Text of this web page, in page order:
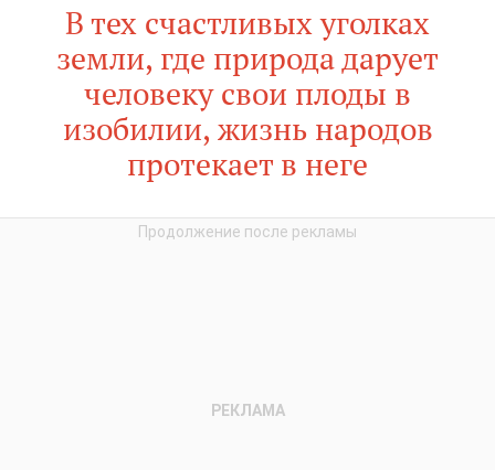
В тех счастливых уголках
земли, где природа дарует
человеку свои плоды в
изобилии, жизнь народов
протекает в неге